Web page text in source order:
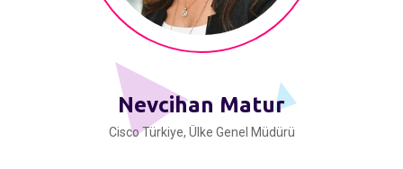
Nevcihan Matur
Cisco Türkiye, Ülke Genel Müdürü